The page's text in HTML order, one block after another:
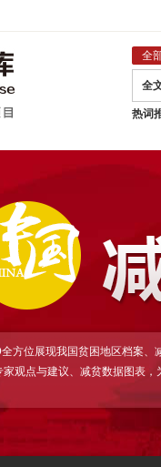
全
全
热词
全方位展现我国贫困地区档案
家观点与建议、减贫数据图表